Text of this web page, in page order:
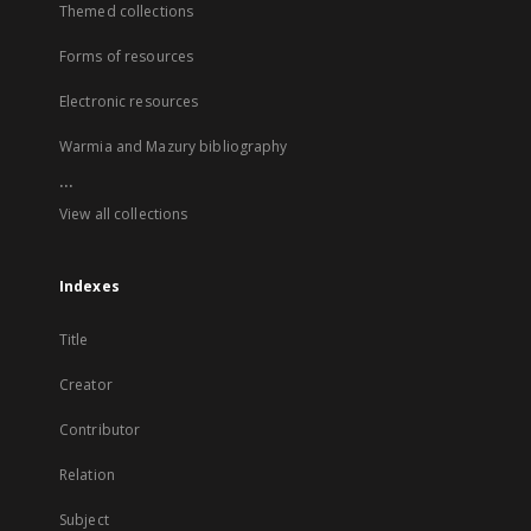
Themed collections
Forms of resources
Electronic resources
Warmia and Mazury bibliography
...
View all collections
Indexes
Title
Creator
Contributor
Relation
Subject